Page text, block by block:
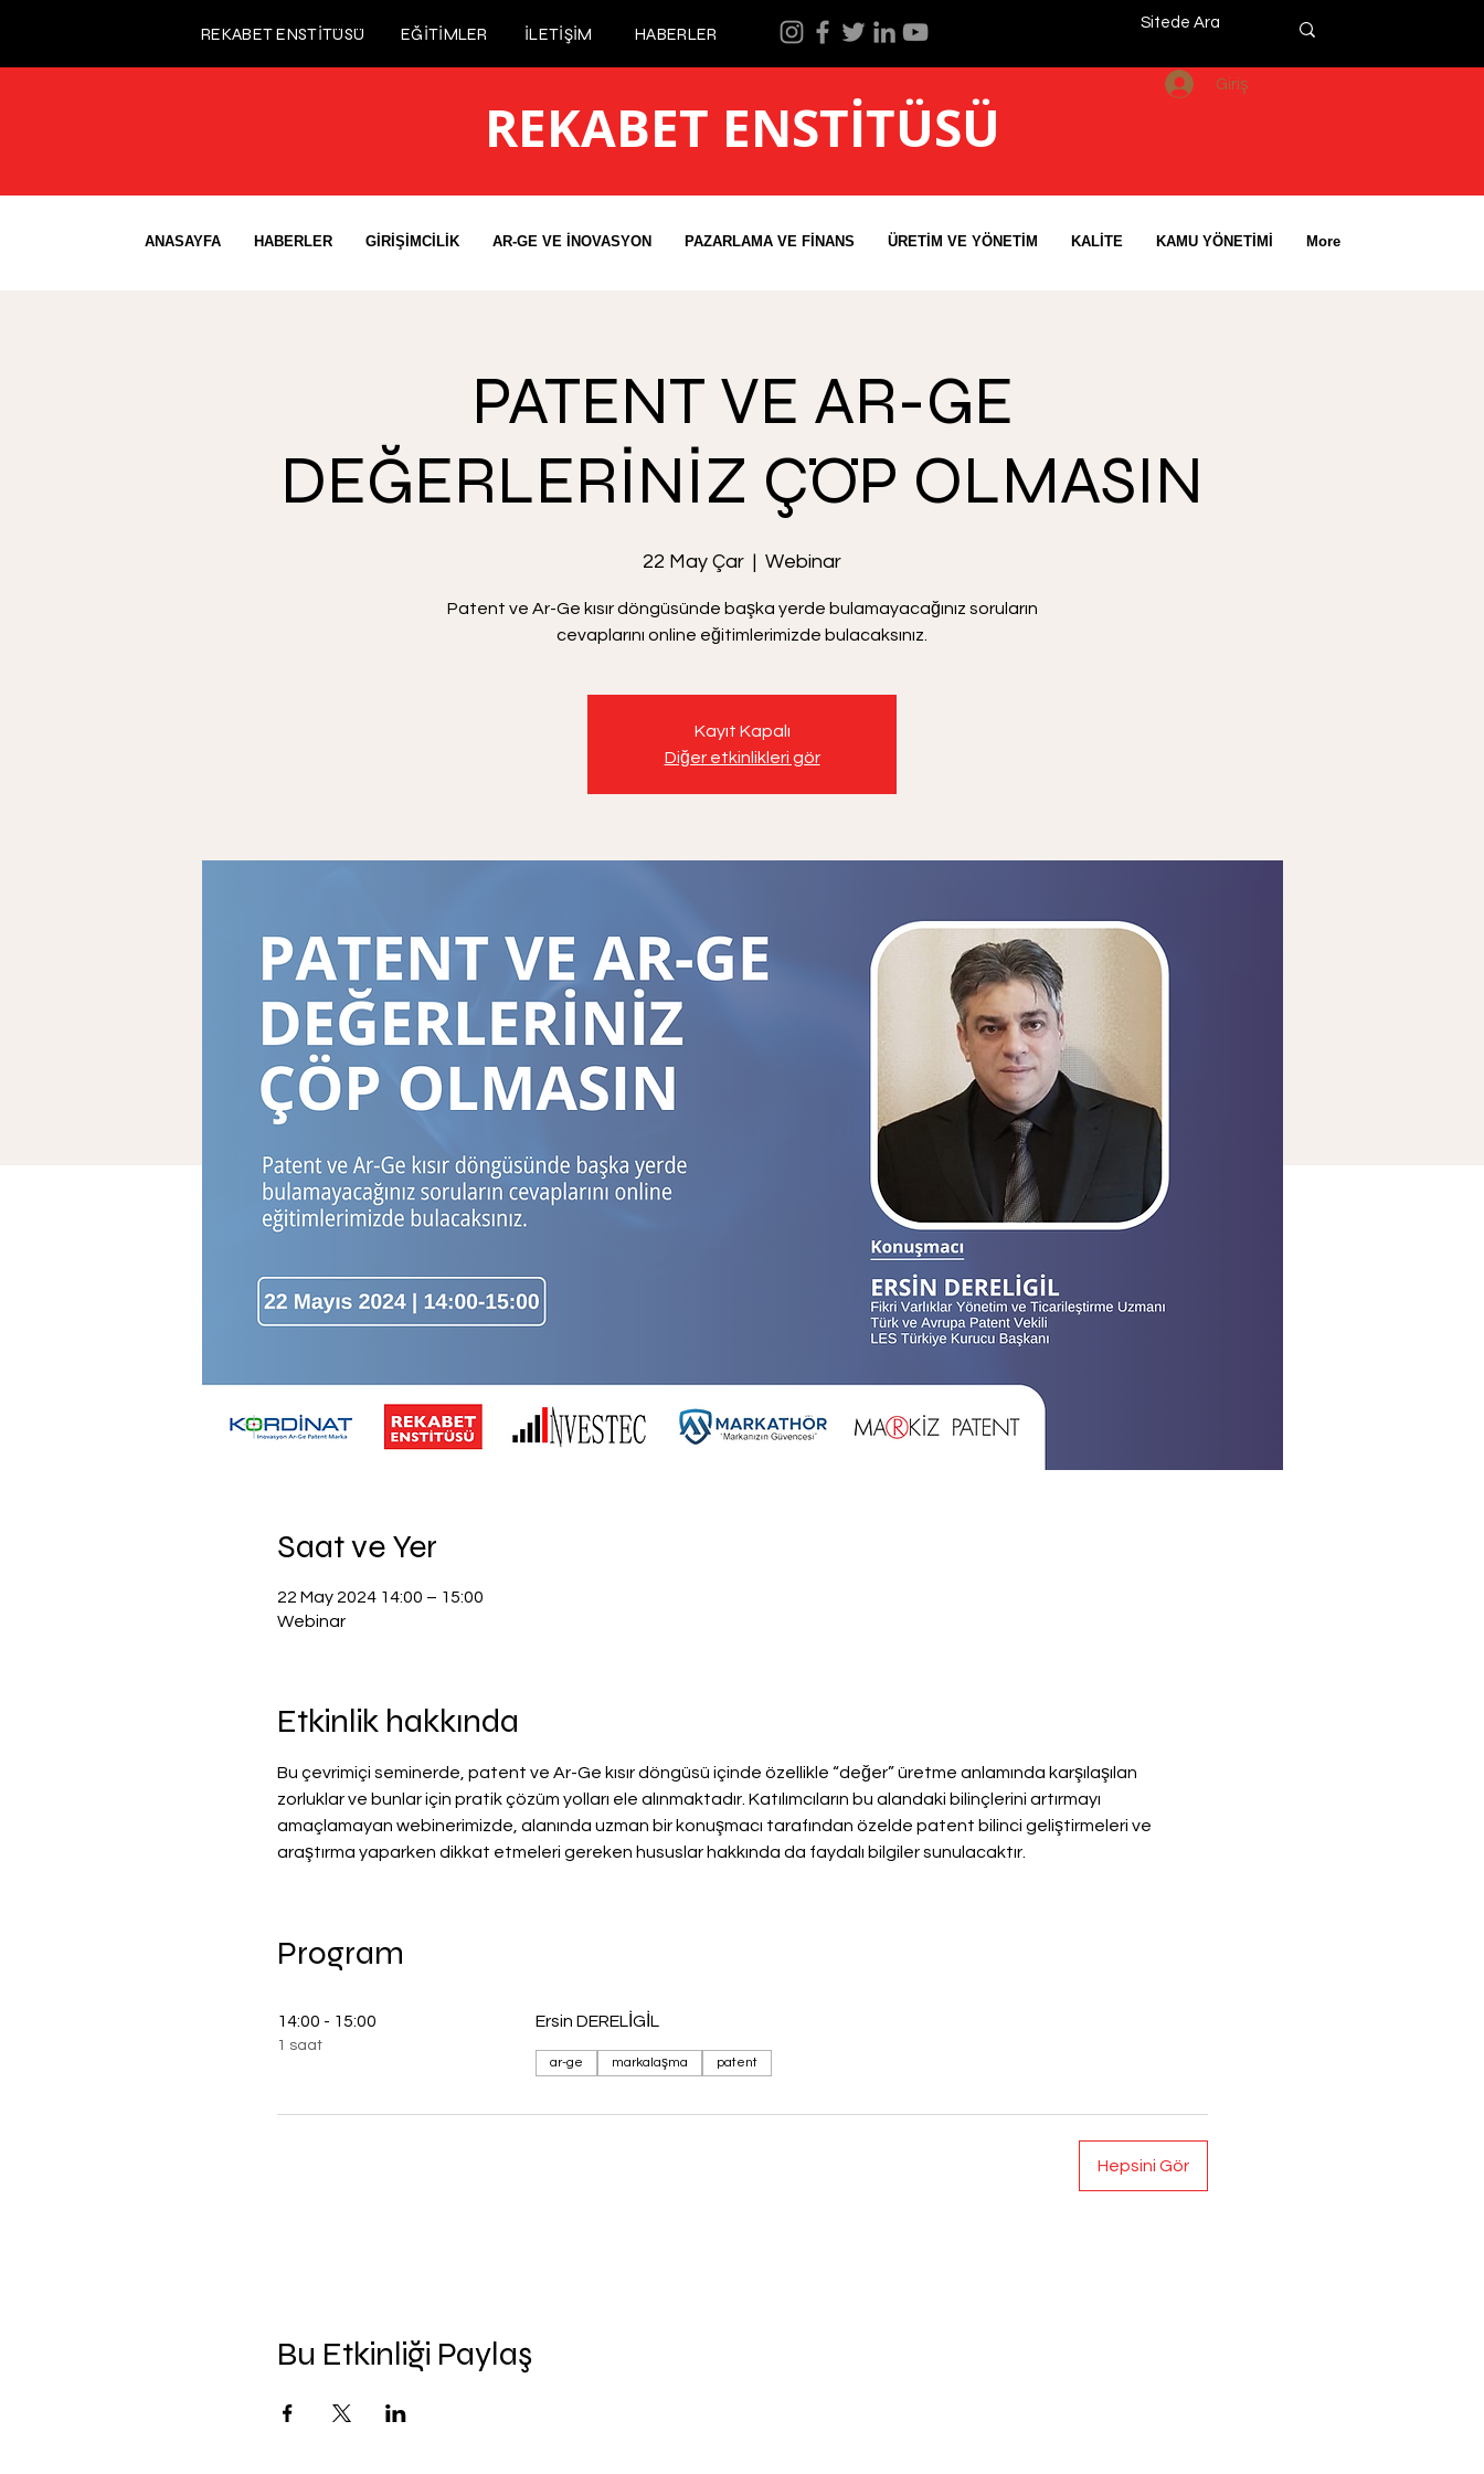
REKABET ENSTİTÜSÜ EĞİTİMLER İLETİŞİM HABERLER
REKABET ENSTİTÜSÜ
Giriş
ANASAYFA HABERLER GİRİŞİMCİLİK AR-GE VE İNOVASYON PAZARLAMA VE FİNANS ÜRETİM VE YÖNETİM KALİTE KAMU YÖNETİMİ More
PATENT VE AR-GE
DEĞERLERİNİZ ÇÖP OLMASIN
22 May Çar
  |
Webinar
Patent ve Ar-Ge kısır döngüsünde başka yerde bulamayacağınız soruların
cevaplarını online eğitimlerimizde bulacaksınız.
Kayıt Kapalı
Diğer etkinlikleri gör
Saat ve Yer
22 May 2024 14:00 – 15:00
Webinar
Etkinlik hakkında
Bu çevrimiçi seminerde, patent ve Ar-Ge kısır döngüsü içinde özellikle “değer” üretme anlamında karşılaşılan
zorluklar ve bunlar için pratik çözüm yolları ele alınmaktadır. Katılımcıların bu alandaki bilinçlerini artırmayı
amaçlamayan webinerimizde, alanında uzman bir konuşmacı tarafından özelde patent bilinci geliştirmeleri ve
araştırma yaparken dikkat etmeleri gereken hususlar hakkında da faydalı bilgiler sunulacaktır.
Program
14:00 - 15:00
1 saat
Ersin DERELİGİL
ar-ge markalaşma patent
Hepsini Gör
Bu Etkinliği Paylaş